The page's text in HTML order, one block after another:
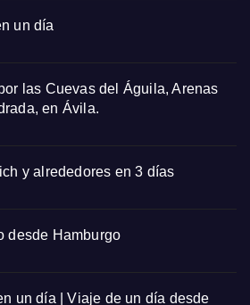
un día
las Cuevas del Águila, Arenas
en Ávila.
y alrededores en 3 días
desde Hamburgo
un día | Viaje de un día desde